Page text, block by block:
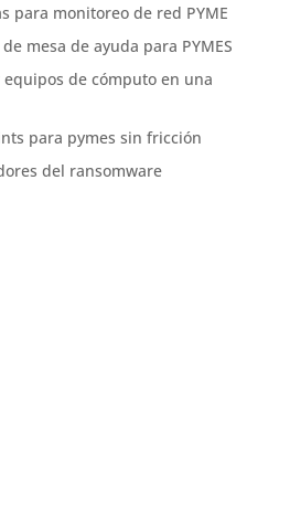
para monitoreo de red PYME
mesa de ayuda para PYMES
de cómputo en una
para pymes sin fricción
del ransomware